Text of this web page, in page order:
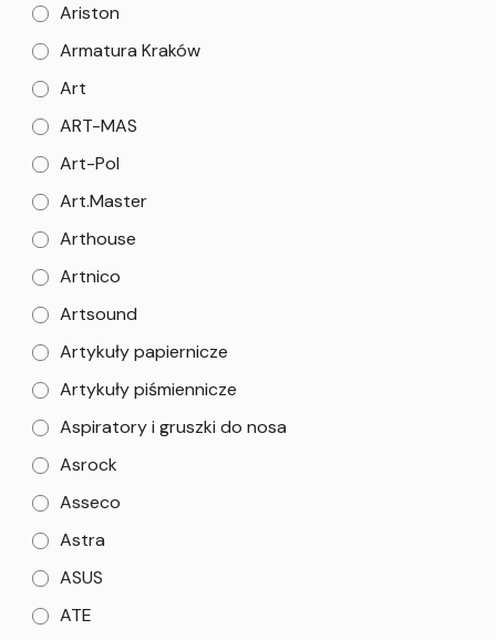
Ariston
Armatura Kraków
Art
ART-MAS
Art-Pol
Art.Master
Arthouse
Artnico
Artsound
Artykuły papiernicze
Artykuły piśmiennicze
Aspiratory i gruszki do nosa
Asrock
Asseco
Astra
ASUS
ATE